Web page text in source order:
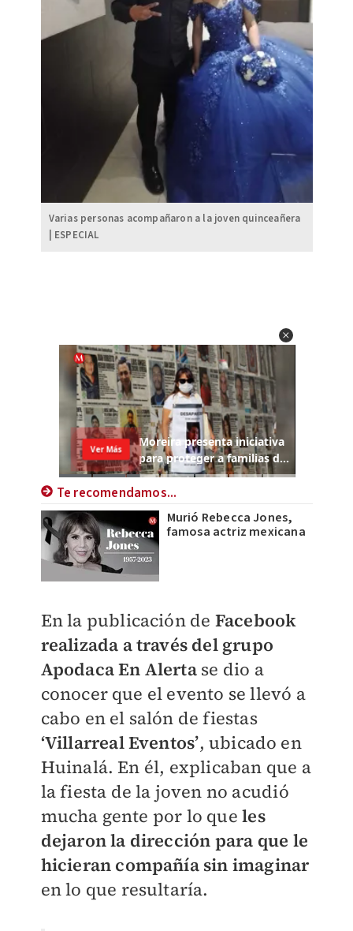
Varias personas acompañaron a la joven quinceañera
| ESPECIAL
Te recomendamos...
Murió Rebecca Jones,
famosa actriz mexicana
En la publicación de Facebook
realizada a través del grupo
Apodaca En Alertase dio a
conocer que el evento se llevó a
cabo en el salón de fiestas
‘Villarreal Eventos’, ubicado en
Huinalá. En él, explicaban que a
la fiesta de la joven no acudió
mucha gente por lo queles
dejaron la dirección para que le
hicieran compañía sin imaginar
en lo que resultaría.